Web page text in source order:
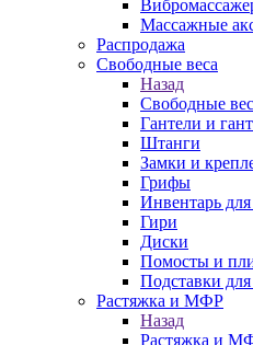
Массажные
Распродажа
Свободные веса
Назад
Свободные
Гантели и
Штанги
Замки и
Грифы
Инвентарь
Гири
Диски
Помосты и
Подставки
Растяжка и МФР
Назад
Растяжка и